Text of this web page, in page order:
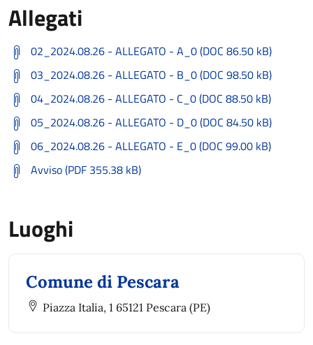
Allegati
02_2024.08.26 - ALLEGATO - A_0 (DOC 86.50 kB)
03_2024.08.26 - ALLEGATO - B_0 (DOC 98.50 kB)
04_2024.08.26 - ALLEGATO - C_0 (DOC 88.50 kB)
05_2024.08.26 - ALLEGATO - D_0 (DOC 84.50 kB)
06_2024.08.26 - ALLEGATO - E_0 (DOC 99.00 kB)
Avviso (PDF 355.38 kB)
Luoghi
Comune di Pescara
Piazza Italia, 1 65121 Pescara (PE)